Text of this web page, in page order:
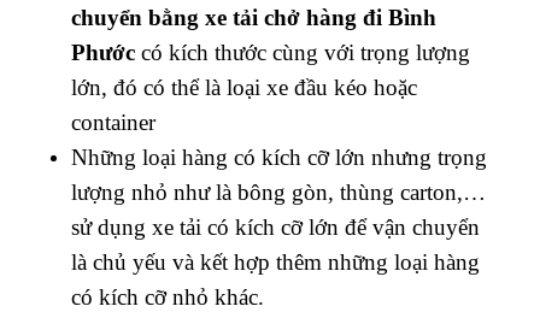
chuyển bằng xe tải chở hàng đi Bình
Phước có kích thước cùng với trọng lượng
lớn, đó có thể là loại xe đầu kéo hoặc
container
Những loại hàng có kích cỡ lớn nhưng trọng
lượng nhỏ như là bông gòn, thùng carton,…
sử dụng xe tải có kích cỡ lớn để vận chuyển
là chủ yếu và kết hợp thêm những loại hàng
có kích cỡ nhỏ khác.